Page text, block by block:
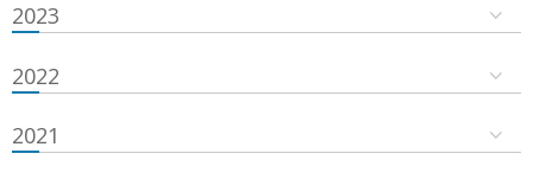
2023
2022
2021